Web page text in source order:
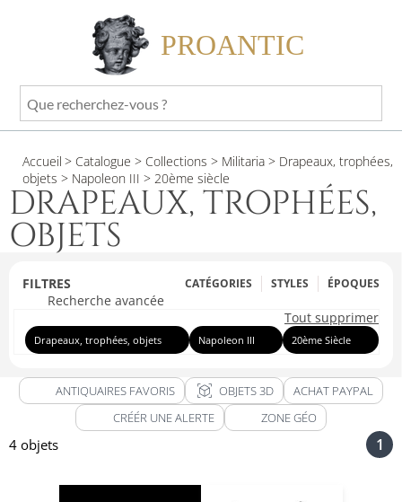
PROANTIC
Que
recherchez-
?
Accueil > Catalogue > Collections > Militaria > Drapeaux, trophées,
objets > Napoleon III > 20ème siècle
DRAPEAUX, TROPHÉES,
OBJETS
FILTRES CATÉGORIES STYLES ÉPOQUES
Recherche avancée
Tout supprimer
Drapeaux, trophées, objets Napoleon III 20ème Siècle
ANTIQUAIRES FAVORIS view_in_ar OBJETS 3D
ACHAT PAYPAL
CRÉÉR UNE ALERTE
ZONE GÉO
4 objets 1